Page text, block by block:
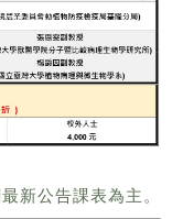
新公告課表為主。